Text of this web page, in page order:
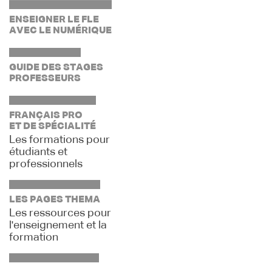
ENSEIGNER LE FLE
AVEC LE NUMÉRIQUE
GUIDE DES STAGES
PROFESSEURS
FRANÇAIS PRO
ET DE SPÉCIALITÉ
Les formations pour
étudiants et
professionnels
LES PAGES THEMA
Les ressources pour
l'enseignement et la
formation